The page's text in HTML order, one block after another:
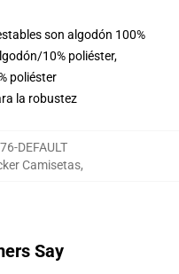
son algodón 100%
10% poliéster,
poliéster
la robustez
DEFAULT
Camisetas,
Say